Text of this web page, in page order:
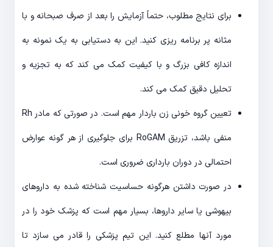
برای نتایج مطلوب، حتماً آزمایش را بعد از صرف صبحانه و با
مثانه پر برنامه ریزی کنید. این به دستیابی به یک نمونه به
اندازه کافی بزرگ و با کیفیت کمک می کند که به تجزیه و
تحلیل دقیق کمک می کند.
تعیین گروه خونی زن باردار مهم است. در صورتی که مادر Rh
منفی باشد، تزریق RoGAM برای جلوگیری از هر گونه عوارض
احتمالی در دوران بارداری ضروری است.
در صورت داشتن هرگونه حساسیت شناخته شده به داروهای
بیهوشی یا سایر داروها، بسیار مهم است که پزشک خود را در
مورد آنها مطلع کنید. این تیم پزشکی را قادر می سازد تا